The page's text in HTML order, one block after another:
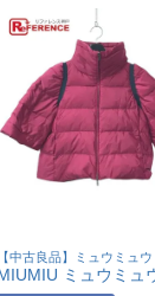
【中古良品】ミュウミュウ